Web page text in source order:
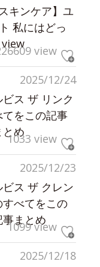
キンケア】ユ
私にはどっ
view
view
2025/12/24
ビス ザ リンク
をこの記事
め
1033 view
2025/12/23
ビス ザ クレン
べてをこの
まとめ
1099 view
2025/12/18